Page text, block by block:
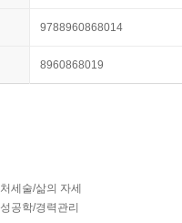
9788960868014
8960868019
처세술/삶의 자세
성공학/경력관리